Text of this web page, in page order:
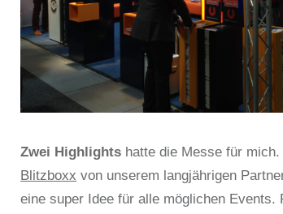
Zwei Highlights hatte die Messe für mich.
Blitzboxx von unserem langjährigen
eine super Idee für alle möglichen Events.